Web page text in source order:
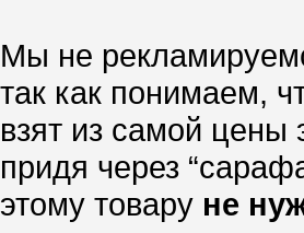
Мы не
так как понимаем,
взят из самой цены
придя через
этому товару не